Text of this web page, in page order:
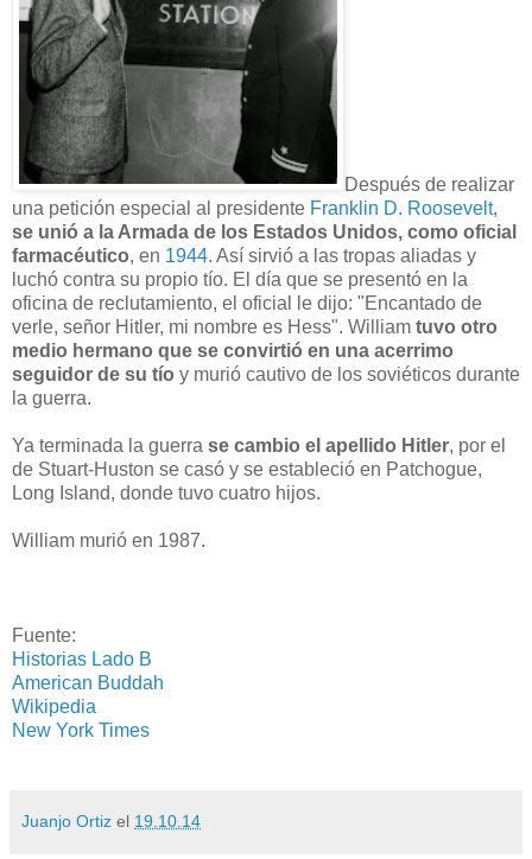
Después de realizar
una petición especial al presidente Franklin D. Roosevelt,
se unió a la Armada de los Estados Unidos, como oficial
farmacéutico, en 1944. Así sirvió a las tropas aliadas y
luchó contra su propio tío. El día que se presentó en la
oficina de reclutamiento, el oficial le dijo: "Encantado de
verle, señor Hitler, mi nombre es Hess". William tuvo otro
medio hermano que se convirtió en una acerrimo
seguidor de su tío y murió cautivo de los soviéticos durante
la guerra.
Ya terminada la guerra se cambio el apellido Hitler, por el
de Stuart-Huston se casó y se estableció en Patchogue,
Long Island, donde tuvo cuatro hijos.
William murió en 1987.
Fuente:
Historias Lado B
American Buddah
Wikipedia
New York Times
Juanjo Ortiz el 19.10.14